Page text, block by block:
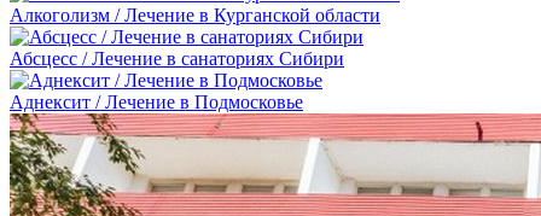
Алкоголизм / Лечение в Курганской области
Абсцесс / Лечение в санаториях Сибири
Аднексит / Лечение в Подмосковье